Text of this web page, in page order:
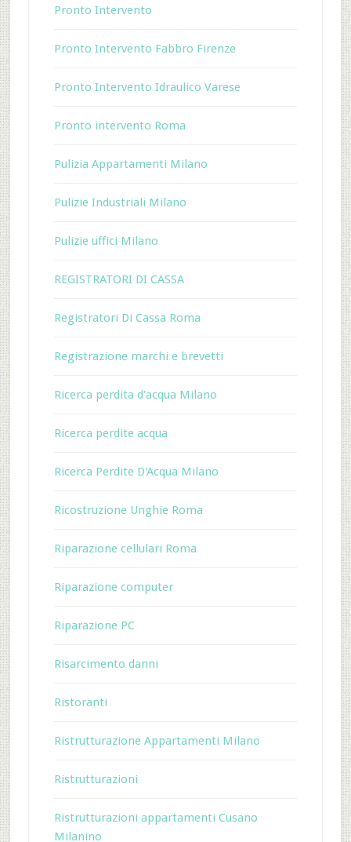
Pronto Intervento
Pronto Intervento Fabbro Firenze
Pronto Intervento Idraulico Varese
Pronto intervento Roma
Pulizia Appartamenti Milano
Pulizie Industriali Milano
Pulizie uffici Milano
REGISTRATORI DI CASSA
Registratori Di Cassa Roma
Registrazione marchi e brevetti
Ricerca perdita d'acqua Milano
Ricerca perdite acqua
Ricerca Perdite D'Acqua Milano
Ricostruzione Unghie Roma
Riparazione cellulari Roma
Riparazione computer
Riparazione PC
Risarcimento danni
Ristoranti
Ristrutturazione Appartamenti Milano
Ristrutturazioni
Ristrutturazioni appartamenti Cusano
Milanino